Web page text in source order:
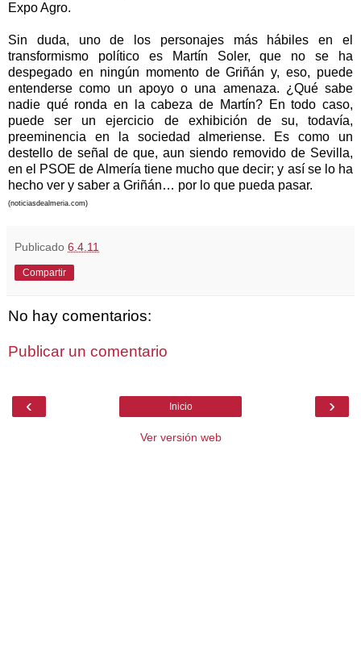
Expo Agro.
Sin duda, uno de los personajes más hábiles en el
transformismo político es Martín Soler, que no se ha
despegado en ningún momento de Griñán y, eso, puede
entenderse como un apoyo o una amenaza. ¿Qué sabe
nadie qué ronda en la cabeza de Martín? En todo caso,
puede ser un ejercicio de exhibición de su, todavía,
preeminencia en la sociedad almeriense. Es como un
destello de señal de que, aun siendo removido de Sevilla,
en el PSOE de Almería tiene mucho que decir; y así se lo ha
hecho ver y saber a Griñán… por lo que pueda pasar.
(noticiasdealmeria.com)
Publicado 6.4.11
Compartir
No hay comentarios:
Publicar un comentario
‹ ›
Inicio
Ver versión web